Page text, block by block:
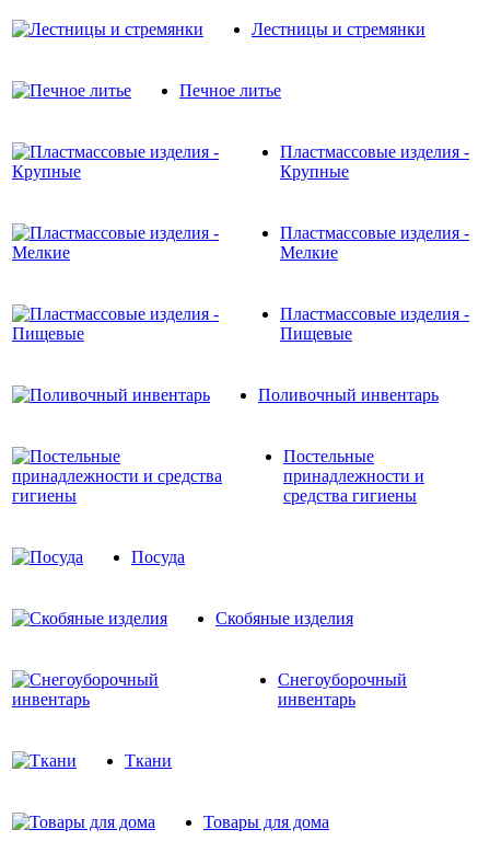
Лестницы и стремянки
Печное литье
Пластмассовые изделия -
Крупные
Пластмассовые изделия -
Мелкие
Пластмассовые изделия -
Пищевые
Поливочный инвентарь
Постельные
принадлежности и
средства гигиены
Посуда
Скобяные изделия
Снегоуборочный
инвентарь
Ткани
Товары для дома